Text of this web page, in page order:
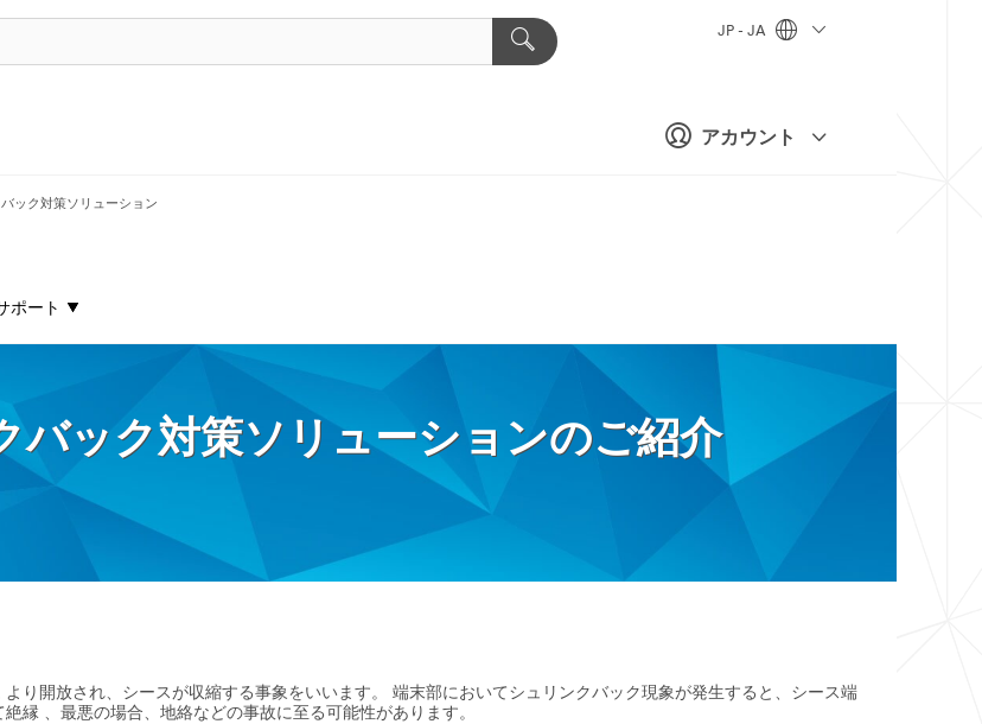
アカウント
JP - JA
ック対策ソリューション
ポート
バック対策ソリューションのご紹介
り開放され、シースが収縮する事象をいいます。 端末部においてシュリンクバック現象が発生すると、シース端
縁 、最悪の場合、地絡などの事故に至る可能性があります。